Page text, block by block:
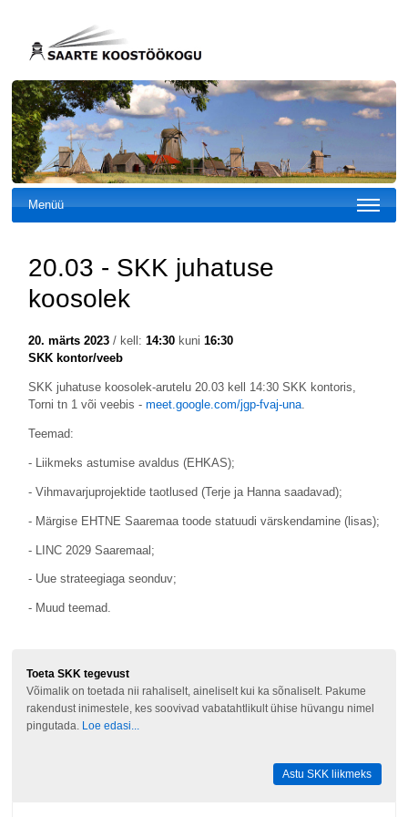
Menüü
20.03 - SKK juhatuse
koosolek
20. märts 2023/ kell: 14:30kuni 16:30
SKK kontor/veeb
SKK juhatuse koosolek-arutelu 20.03 kell 14:30 SKK kontoris,
Torni tn 1 või veebis - meet.google.com/jgp-fvaj-una.
Teemad:
- Liikmeks astumise avaldus (EHKAS);
- Vihmavarjuprojektide taotlused (Terje ja Hanna saadavad);
- Märgise EHTNE Saaremaa toode statuudi värskendamine (lisas);
- LINC 2029 Saaremaal;
- Uue strateegiaga seonduv;
- Muud teemad.
Toeta SKK tegevust
Võimalik on toetada nii rahaliselt, aineliselt kui ka sõnaliselt. Pakume
rakendust inimestele, kes soovivad vabatahtlikult ühise hüvangu nimel
pingutada. Loe edasi...
Astu SKK liikmeks